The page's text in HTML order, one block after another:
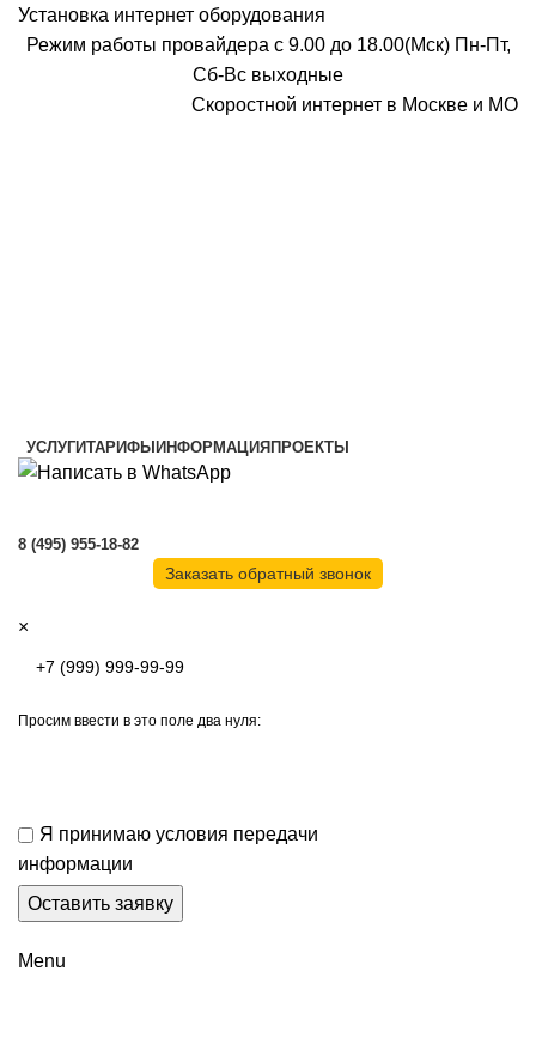
Установка интернет оборудования
Режим работы провайдера с 9.00 до 18.00(Мск) Пн-Пт,
Сб-Вс выходные
Скоростной интернет в Москве и МО
УСЛУГИТАРИФЫИНФОРМАЦИЯПРОЕКТЫ
8 (495) 955-18-82
Заказать обратный звонок
×
Просим ввести в это поле два нуля:
Я принимаю условия передачи
информации
Menu